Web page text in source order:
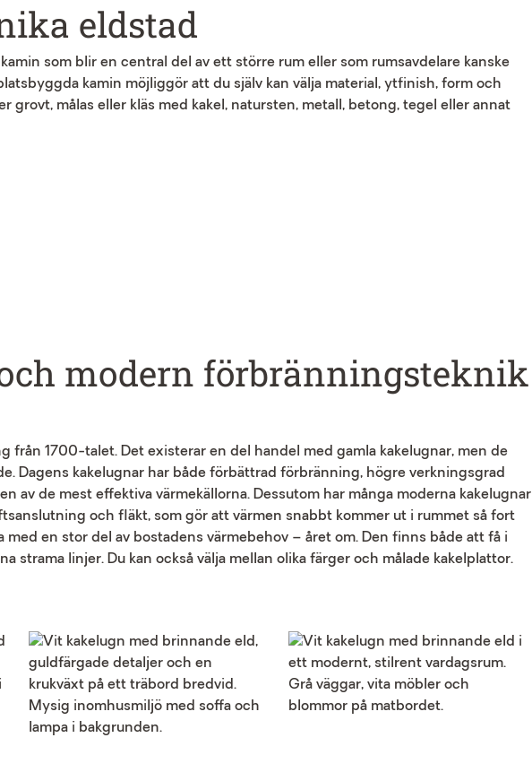
eldstad
som blir en central del av ett större rum eller som rumsavdelare kanske
kamin möjliggör att du själv kan välja material, ytfinish, form och
grovt, målas eller kläs med kakel, natursten, metall, betong, tegel eller annat
modern förbränningsteknik
från 1700-talet. Det existerar en del handel med gamla kakelugnar, men de
Dagens kakelugnar har både förbättrad förbränning, högre verkningsgrad
av de mest effektiva värmekällorna. Dessutom har många moderna kakelugnar
och fläkt, som gör att värmen snabbt kommer ut i rummet så fort
med en stor del av bostadens värmebehov – året om. Den finns både att få i
strama linjer. Du kan också välja mellan olika färger och målade kakelplattor.